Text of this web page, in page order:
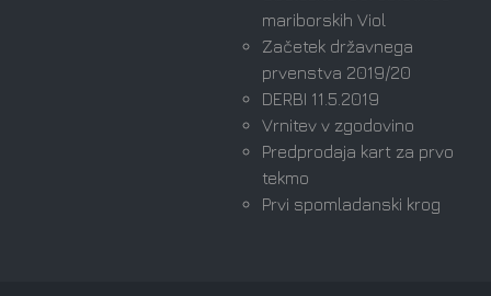
mariborskih Viol
Začetek državnega
prvenstva 2019/20
DERBI 11.5.2019
Vrnitev v zgodovino
Predprodaja kart za prvo
tekmo
Prvi spomladanski krog